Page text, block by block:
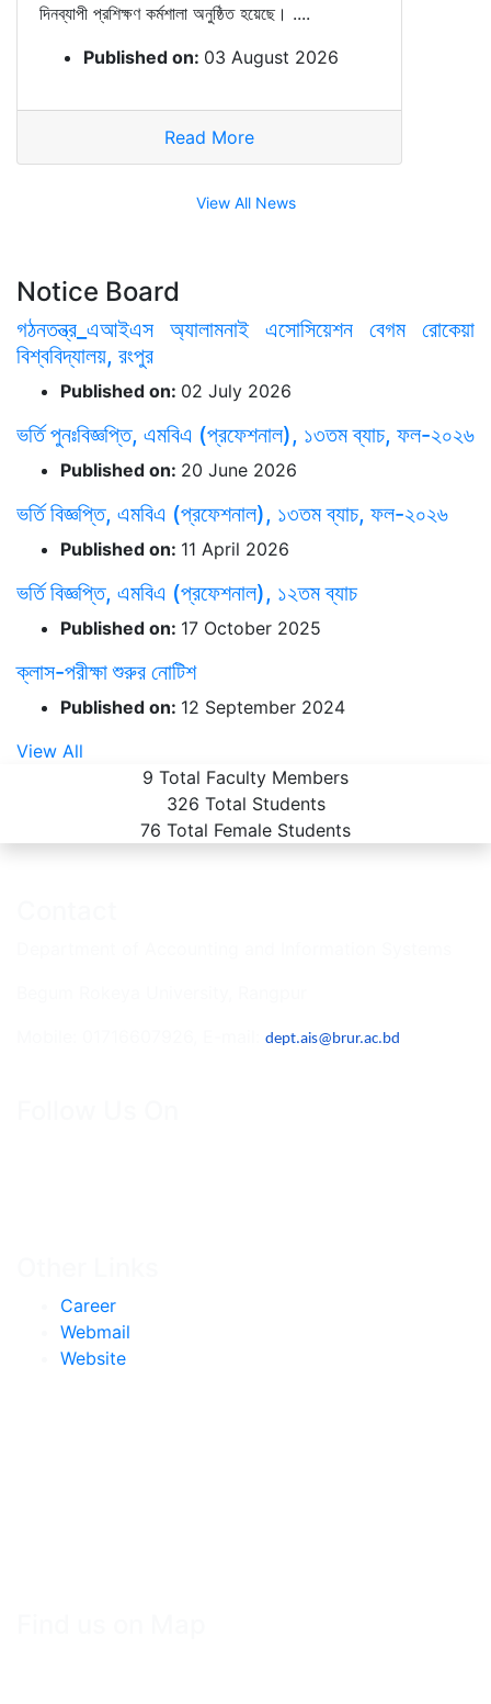
দিনব্যাপী প্রশিক্ষণ কর্মশালা অনুষ্ঠিত হয়েছে। ....
Published on: 03 August 2026
Read More
View All News
Notice Board
গঠনতন্ত্র_এআইএস অ্যালামনাই এসোসিয়েশন বেগম রোকেয়া
বিশ্ববিদ্যালয়, রংপুর
Published on: 02 July 2026
ভর্তি পুনঃবিজ্ঞপ্তি, এমবিএ (প্রফেশনাল), ১৩তম ব্যাচ, ফল-২০২৬
Published on: 20 June 2026
ভর্তি বিজ্ঞপ্তি, এমবিএ (প্রফেশনাল), ১৩তম ব্যাচ, ফল-২০২৬
Published on: 11 April 2026
ভর্তি বিজ্ঞপ্তি, এমবিএ (প্রফেশনাল), ১২তম ব্যাচ
Published on: 17 October 2025
ক্লাস-পরীক্ষা শুরুর নোটিশ
Published on: 12 September 2024
View All
9 Total Faculty Members
326 Total Students
76 Total Female Students
dept.ais@brur.ac.bd
Career
Webmail
Website